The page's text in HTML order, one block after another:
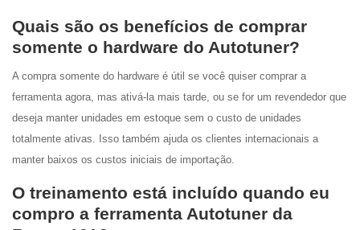
Quais são os benefícios de comprar
somente o hardware do Autotuner?
A compra somente do hardware é útil se você quiser comprar a
ferramenta agora, mas ativá-la mais tarde, ou se for um revendedor que
deseja manter unidades em estoque sem o custo de unidades
totalmente ativas. Isso também ajuda os clientes internacionais a
manter baixos os custos iniciais de importação.
O treinamento está incluído quando eu
compro a ferramenta Autotuner da